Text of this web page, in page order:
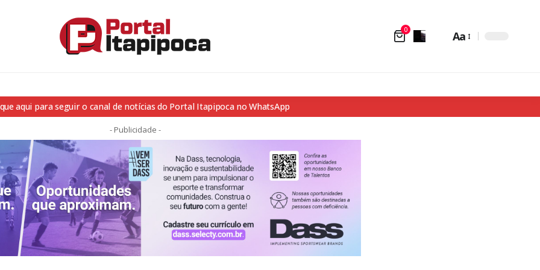
0 Aa
aqui para seguir o canal de notícias do Portal Itapipoca no WhatsApp
- Publicidade -